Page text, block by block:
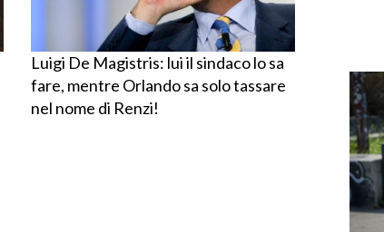
Luigi De Magistris: lui il sindaco lo sa
fare, mentre Orlando sa solo tassare
nel nome di Renzi!